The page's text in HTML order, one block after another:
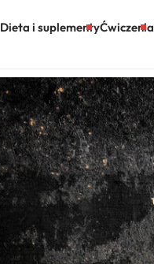
Dieta i suplementyĆwiczenia